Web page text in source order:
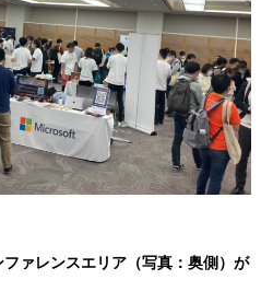
ァレンスエリア（写真：奥側）が